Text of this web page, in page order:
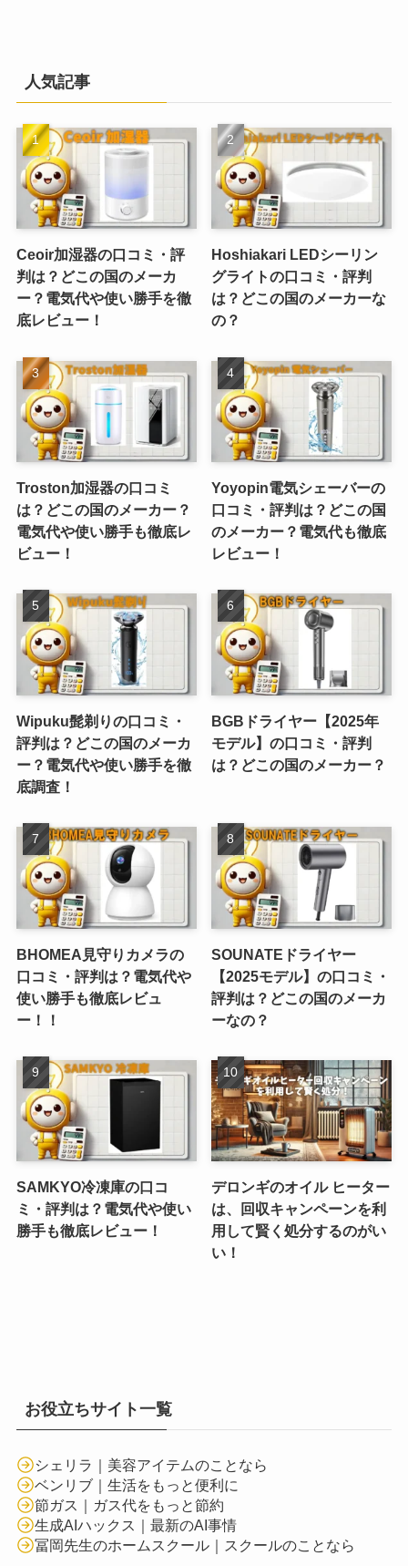
人気記事
Ceoir加湿器の口コミ・評
判は？どこの国のメーカ
ー？電気代や使い勝手を徹
底レビュー！
Hoshiakari LEDシーリン
グライトの口コミ・評判
は？どこの国のメーカーな
の？
Troston加湿器の口コミ
は？どこの国のメーカー？
電気代や使い勝手も徹底レ
ビュー！
Yoyopin電気シェーバーの
口コミ・評判は？どこの国
のメーカー？電気代も徹底
レビュー！
Wipuku髭剃りの口コミ・
評判は？どこの国のメーカ
ー？電気代や使い勝手を徹
底調査！
BGBドライヤー【2025年
モデル】の口コミ・評判
は？どこの国のメーカー？
BHOMEA見守りカメラの
口コミ・評判は？電気代や
使い勝手も徹底レビュ
ー！！
SOUNATEドライヤー
【2025モデル】の口コミ・
評判は？どこの国のメーカ
ーなの？
SAMKYO冷凍庫の口コ
ミ・評判は？電気代や使い
勝手も徹底レビュー！
デロンギのオイル ヒーター
は、回収キャンペーンを利
用して賢く処分するのがい
い！
お役立ちサイト一覧
シェリラ｜美容アイテムのことなら
ベンリブ｜生活をもっと便利に
節ガス｜ガス代をもっと節約
生成AIハックス｜最新のAI事情
冨岡先生のホームスクール｜スクールのことなら